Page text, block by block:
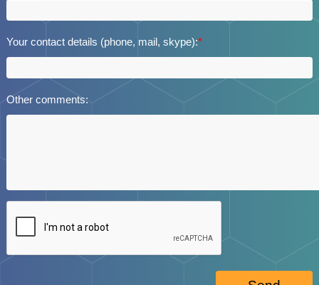
Your contact details (phone, mail, skype):*
Other comments: